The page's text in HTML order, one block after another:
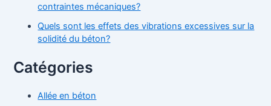
contraintes mécaniques?
Quels sont les effets des vibrations excessives sur la
solidité du béton?
Catégories
Allée en béton